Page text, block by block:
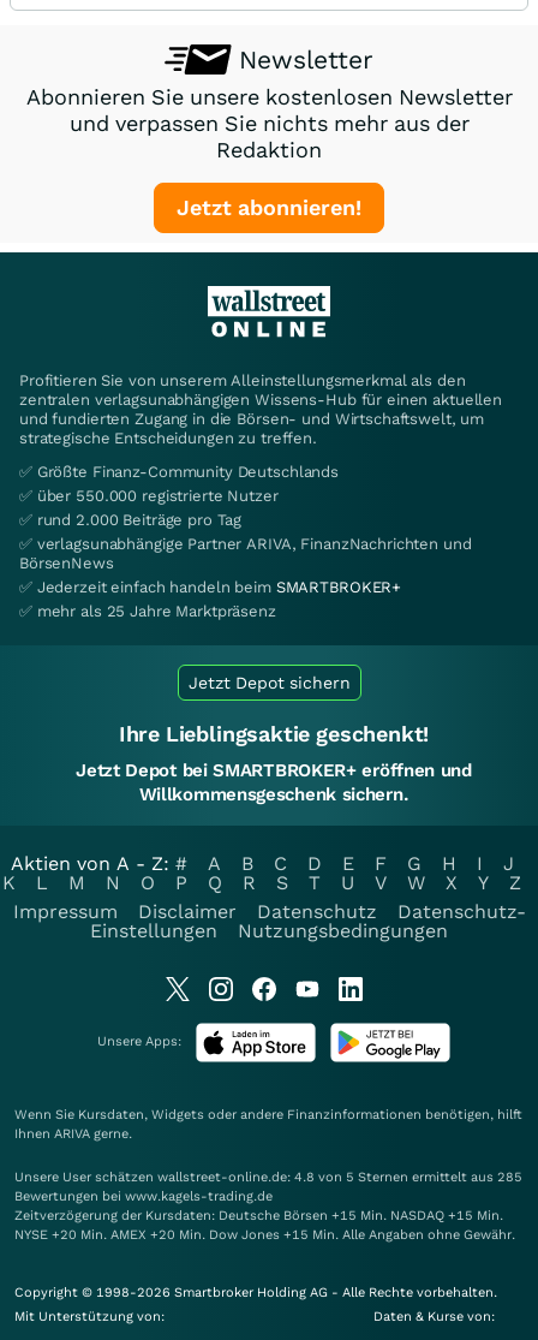
Newsletter
Abonnieren Sie unsere kostenlosen Newsletter
und verpassen Sie nichts mehr aus der
Redaktion
Jetzt abonnieren!
Profitieren Sie von unserem Alleinstellungsmerkmal als den
zentralen verlagsunabhängigen Wissens-Hub für einen aktuellen
und fundierten Zugang in die Börsen- und Wirtschaftswelt, um
strategische Entscheidungen zu treffen.
✅ Größte Finanz-Community Deutschlands
✅ über 550.000 registrierte Nutzer
✅ rund 2.000 Beiträge pro Tag
✅ verlagsunabhängige Partner ARIVA, FinanzNachrichten und
BörsenNews
✅ Jederzeit einfach handeln beim SMARTBROKER+
✅ mehr als 25 Jahre Marktpräsenz
Jetzt Depot sichern
Ihre Lieblingsaktie geschenkt!
Jetzt Depot bei SMARTBROKER+ eröffnen und
Willkommensgeschenk sichern.
Aktien von A - Z: # A B C D E F G H I
J
K
L M N O P Q R S T U V W X Y
Z
Impressum
Disclaimer Datenschutz
Datenschutz-
Einstellungen
Nutzungsbedingungen
Unsere Apps:
Wenn Sie Kursdaten, Widgets oder andere Finanzinformationen benötigen, hilft
Ihnen ARIVA gerne.
Unsere User schätzen wallstreet-online.de: 4.8 von 5 Sternen ermittelt aus 285
Bewertungen bei www.kagels-trading.de
Zeitverzögerung der Kursdaten: Deutsche Börsen +15 Min. NASDAQ +15 Min.
NYSE +20 Min. AMEX +20 Min. Dow Jones +15 Min. Alle Angaben ohne Gewähr.
Copyright © 1998-2026 Smartbroker Holding AG - Alle Rechte vorbehalten.
Mit Unterstützung von:
Daten & Kurse von: